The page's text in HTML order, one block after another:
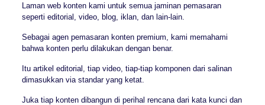
Laman web konten kami untuk semua jaminan pemasaran
seperti editorial, video, blog, iklan, dan lain-lain.
Sebagai agen pemasaran konten premium, kami memahami
bahwa konten perlu dilakukan dengan benar.
Itu artikel editorial, tiap video, tiap-tiap komponen dari salinan
dimasukkan via standar yang ketat.
Juka tiap konten dibangun di perihal rencana dari kata kunci dan